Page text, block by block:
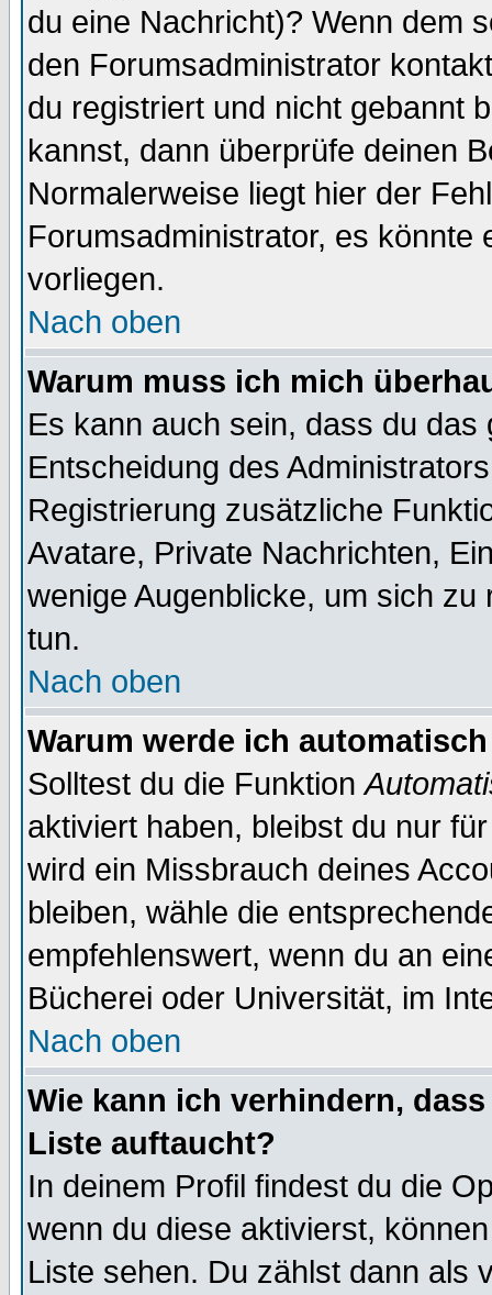
du eine Nachricht)? Wenn dem
den Forumsadministrator
du registriert und nicht gebannt
kannst, dann überprüfe deinen
Normalerweise liegt hier der
Forumsadministrator, es könnte
vorliegen.
Nach oben
Warum muss ich mich
Es kann auch sein, dass du
Entscheidung des
Registrierung zusätzliche
Avatare, Private Nachrichten,
wenige Augenblicke, um sich
tun.
Nach oben
Warum werde ich
Solltest du die Funktion
aktiviert haben, bleibst du nur
wird ein Missbrauch deines
bleiben, wähle die
empfehlenswert, wenn du an
Bücherei oder Universität, im
Nach oben
Wie kann ich verhindern,
Liste auftaucht?
In deinem Profil findest du die
wenn du diese aktivierst,
Liste sehen. Du zählst dann als